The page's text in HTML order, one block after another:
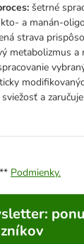
šetrné
a manán-
strava
metabolizmus
sviežosť a
Podmienky.